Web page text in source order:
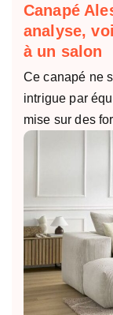
Canapé
analyse,
à un salon
Ce canapé ne
intrigue par
mise sur des